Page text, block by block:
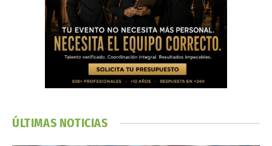
ÚLTIMAS NOTICIAS